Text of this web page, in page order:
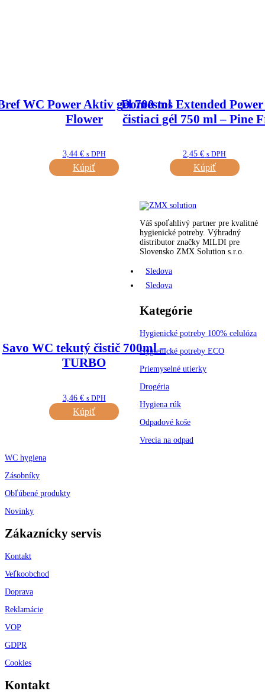
WC Power Aktiv gél 700 ml
Flower
3,44 € s DPH
Kúpiť
Domestos Extended
čistiaci gél 750 ml – Pine
2,45€ s DPH
Kúpiť
Savo WC tekutý čistič 700ml –
TURBO
3,46 € s DPH
Kúpiť
Váš spoľahlivý partner pre kvalitné
hygienické potreby.Výhradný
distributor značky MILDI pre
Slovensko ZMX Solution s.r.o.
Sledova
Sledova
Kategórie
Hygienické potreby 100% celulóza
Hygienické potreby ECO
Priemyselné utierky
Drogéria
Hygiena rúk
Odpadové koše
Vrecia na odpad
WC hygiena
Zásobníky
Obľúbené produkty
Novinky
Zákaznícky servis
Kontakt
Veľkoobchod
Doprava
Reklamácie
VOP
GDPR
Cookies
Kontakt